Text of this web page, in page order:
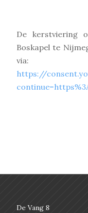
De kerstviering
Boskapel te
via:
https://
De Vang 8